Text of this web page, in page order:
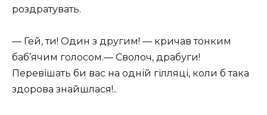
роздратувать.
— Гей, ти! Один з другим! — кричав тонким
баб’ячим голосом.— Сволоч, драбуги!
Перевішать би вас на одній гілляці, коли б така
здорова знайшлася!..